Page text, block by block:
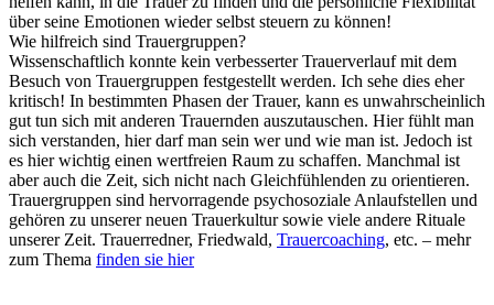
über seine Emotionen wieder selbst steuern zu können!
Wie hilfreich sind Trauergruppen?
Wissenschaftlich konnte kein verbesserter Trauerverlauf mit dem
Besuch von Trauergruppen festgestellt werden. Ich sehe dies eher
kritisch! In bestimmten Phasen der Trauer, kann es unwahrscheinlich
gut tun sich mit anderen Trauernden auszutauschen. Hier fühlt man
sich verstanden, hier darf man sein wer und wie man ist. Jedoch ist
es hier wichtig einen wertfreien Raum zu schaffen. Manchmal ist
aber auch die Zeit, sich nicht nach Gleichfühlenden zu orientieren.
Trauergruppen sind hervorragende psychosoziale Anlaufstellen und
gehören zu unserer neuen Trauerkultur sowie viele andere Rituale
unserer Zeit. Trauerredner, Friedwald, Trauercoaching, etc. – mehr
zum Thema finden sie hier